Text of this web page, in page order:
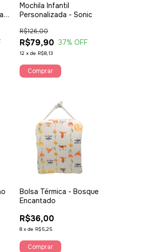
Mochila Infantil
Personalizada - Sonic
R$79,90
R$126,00
37% OFF
12 xde R$8,13
Comprar
Bolsa Térmica - Bosque
Encantado
R$36,00
8 xde R$5,25